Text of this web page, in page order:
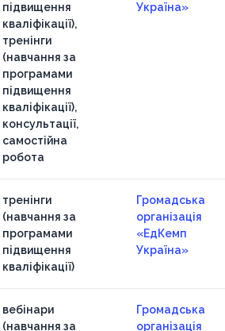
підвищення
кваліфікації),
тренінги
(навчання за
програмами
підвищення
кваліфікації),
консультації,
самостійна
робота
Україна»
тренінги
(навчання за
програмами
підвищення
кваліфікації)
Громадська
організація
«ЕдКемп
Україна»
вебінари
(навчання за
Громадська
організація